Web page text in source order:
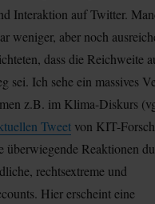
Interaktion auf Twitter.
weniger, aber noch
dass die Reichweite
sei. Ich sehe ein massives
z.B. im Klima-Diskurs
Tweet von KIT-
überwiegende Reaktionen
rechtsextreme und
Hier erscheint eine